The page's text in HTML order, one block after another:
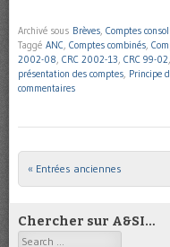
Archivé sous Brèves, Comptes
Taggé ANC, Comptes combinés,
2002-08, CRC 2002-13, CRC 99-02,
présentation des comptes, Principe
commentaires
Post navigation
« Entrées anciennes
Chercher sur A&SI…
Search